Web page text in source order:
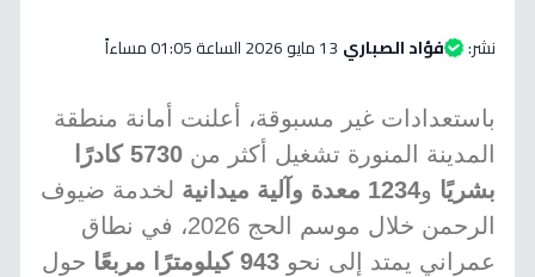
نشر: فؤاد الصباري 13 مايو 2026 الساعة 01:05 مساءاً
باستعدادات غير مسبوقة، أعلنت أمانة منطقة
المدينة المنورة تشغيل أكثر من
5730 كادرًا
بشريًا و1234 معدة وآلية ميدانية
لخدمة ضيوف
الرحمن خلال موسم الحج 2026، في نطاق
عمراني يمتد إلى نحو 943 كيلومترًا مربعًا
حول